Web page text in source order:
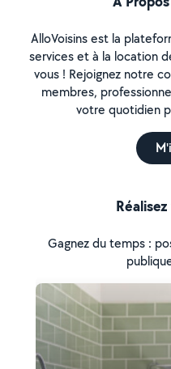
AlloVoisins est la
services et à la location
vous ! Rejoignez notre
membres,
votre quotidien
Gagnez du temps :